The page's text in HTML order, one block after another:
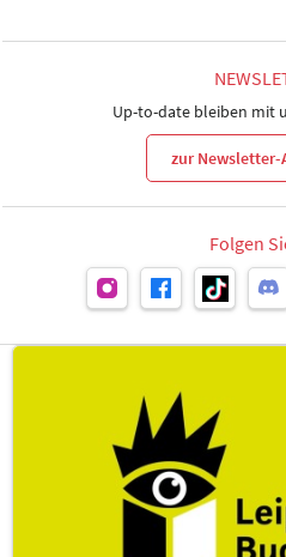
Up-to-date bleiben mit
zur
Folgen